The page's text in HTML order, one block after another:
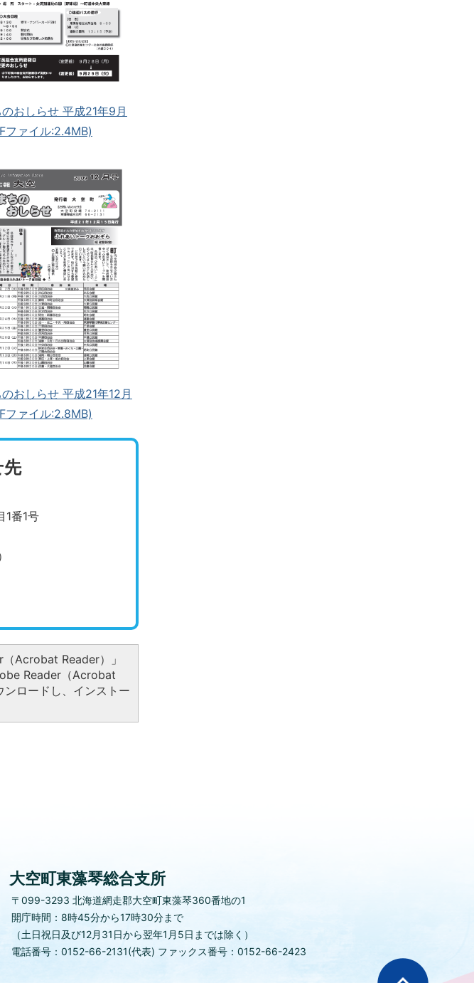
のおしらせ 平成21年9月
ファイル:2.4MB)
のおしらせ 平成21年12月
ファイル:2.8MB)
番1号
Acrobat Reader）」
Reader（Acrobat
ロードし、インストー
大空町東藻琴総合支所
〒099-3293北海道網走郡大空町東藻琴360番地の1
開庁時間：8時45分から17時30分まで
（土日祝日及び12月31日から翌年1月5日までは除く）
電話番号：0152-66-2131(代表) ファックス番号：0152-66-2423